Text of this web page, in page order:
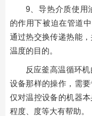
9、导热介质使用
的作用下被迫在管道
通过热交换传递热能
温度的目的。
反应釜高温循环
设备那样的操作，需
仅对温控设备的机器
程度、度等大有帮助。